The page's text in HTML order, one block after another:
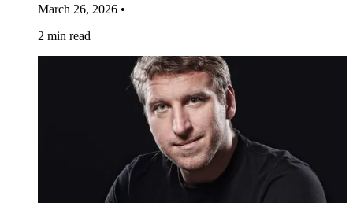
March 26, 2026 •
2 min read